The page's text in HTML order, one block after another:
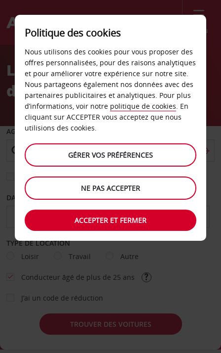
Menu
Welcome
AvisLocation de voiture Gare
de Châtellerault
AGENCE DE DÉPART
Sélectionnez une autre agence de retour
DATE DE DÉPART DATE DE RETOUR
TYPE DE LOCATION
Loisir
Travail Autre
Conducteur âgé de plus de 25 ans
J’ai un code de réduction
TROUVER DES VOITURES
Politique des cookies
Nous utilisons des cookies pour vous proposer des
offres personnalisées, pour des raisons analytiques
et pour améliorer votre expérience sur notre site.
Nous partageons également nos données avec des
partenaires publicitaires et analytiques. Pour plus
d’informations, voir notre politique de cookies. En
cliquant sur ACCEPTER vous acceptez que nous
utilisions des cookies.
GÉRER VOS PRÉFÉRENCES
NE PAS ACCEPTER
ACCEPTER ET FERMER